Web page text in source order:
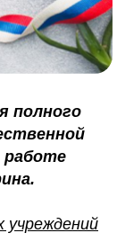
полного
работе
учреждений